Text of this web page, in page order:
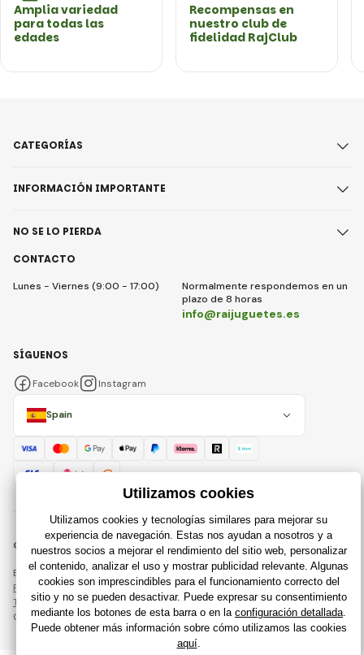
Amplia variedad
para todas las
edades
Recompensas en
nuestro club de
fidelidad RajClub
CONTACTO
Lunes - Viernes (9:00 - 17:00)
Normalmente respondemos en un
plazo de 8 horas
info@raijuguetes.es
CATEGORÍAS
INFORMACIÓN IMPORTANTE
NO SE LO PIERDA
Spain
SÍGUENOS
Facebook Instagram
© 2018 - 2026 Raijuguetes.es, Todos los derechos reservados
Esta página está protegida por reCAPTCHA y se aplican
Política de privacidadcompañías de Google y su
Términos y condiciones
Creación de tiendas en línea eficientes desdeRIESENIA